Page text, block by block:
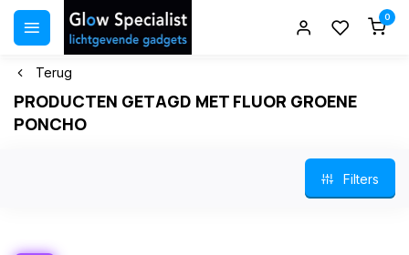
0
Terug
PRODUCTEN GETAGD MET FLUOR GROENE
PONCHO
Filters